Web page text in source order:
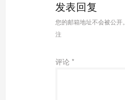
发表回复
您的邮箱地址不会被公开。
注
评论 *